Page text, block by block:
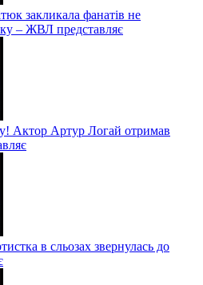
закликала фанатів не
– ЖВЛ представляє
Актор Артур Логай отримав
в сльозах звернулась до